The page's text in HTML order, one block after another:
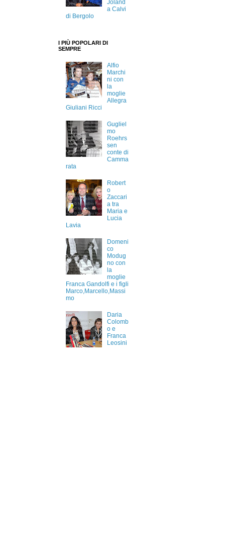
Joland
a Calvi
di Bergolo
I PIÙ POPOLARI DI
SEMPRE
Alfio
Marchi
ni con
la
moglie
Allegra
Giuliani Ricci
Gugliel
mo
Roehrs
sen
conte di
Camma
rata
Robert
o
Zaccari
a tra
Maria e
Lucia
Lavia
Domeni
co
Modug
no con
la
moglie
Franca Gandolfi e i figli
Marco,Marcello,Massi
mo
Daria
Colomb
o e
Franca
Leosini